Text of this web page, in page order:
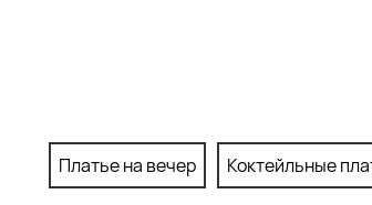
Платье на вечер Коктейльные